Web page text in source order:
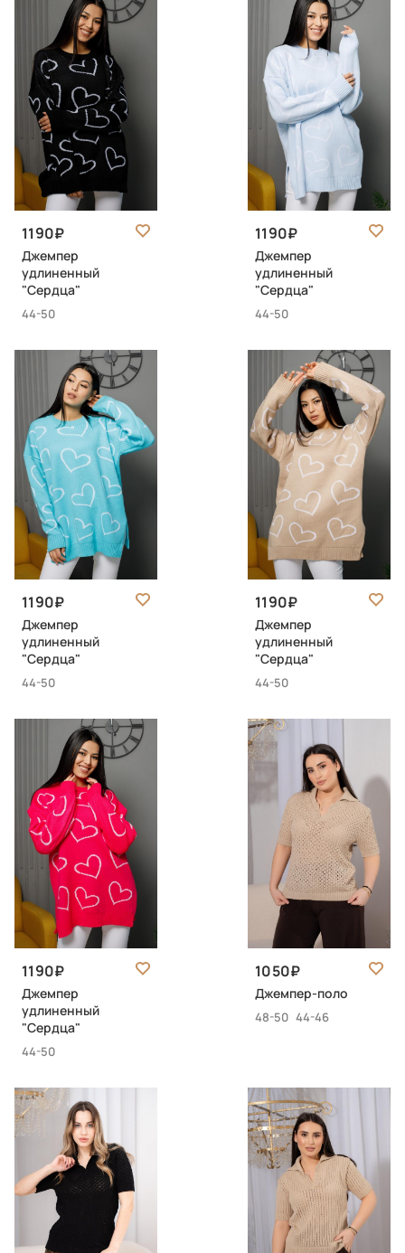
1190
Джемпер
удлиненный
"Сердца"
44-50
1190
Джемпер
удлиненный
"Сердца"
44-50
1190
Джемпер
удлиненный
"Сердца"
44-50
1190
Джемпер
удлиненный
"Сердца"
44-50
1190
Джемпер
удлиненный
"Сердца"
44-50
1050
Джемпер-поло
48-50 44-46